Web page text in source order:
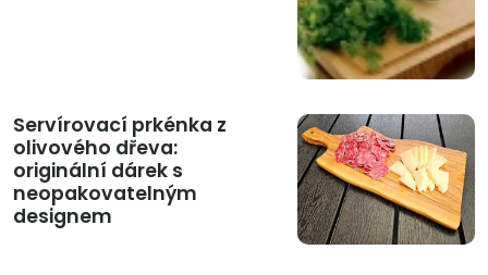
Servírovací prkénka z
olivového dřeva:
originální dárek s
neopakovatelným
designem